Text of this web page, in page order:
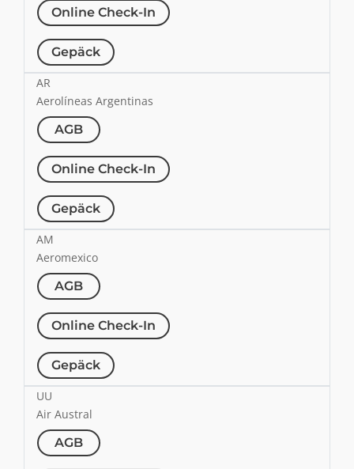
Online Check-In
Gepäck
AR
Aerolíneas Argentinas
AGB
Online Check-In
Gepäck
AM
Aeromexico
AGB
Online Check-In
Gepäck
UU
Air Austral
AGB